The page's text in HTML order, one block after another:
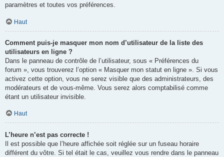
paramètres et toutes vos préférences.
Haut
Comment puis-je masquer mon nom d’utilisateur de la liste des
utilisateurs en ligne ?
Dans le panneau de contrôle de l’utilisateur, sous « Préférences du
forum », vous trouverez l’option « Masquer mon statut en ligne ». Si vous
activez cette option, vous ne serez visible que des administrateurs, des
modérateurs et de vous-même. Vous serez alors comptabilisé comme
étant un utilisateur invisible.
Haut
L’heure n’est pas correcte !
Il est possible que l’heure affichée soit réglée sur un fuseau horaire
différent du vôtre. Si tel était le cas, veuillez vous rendre dans le panneau